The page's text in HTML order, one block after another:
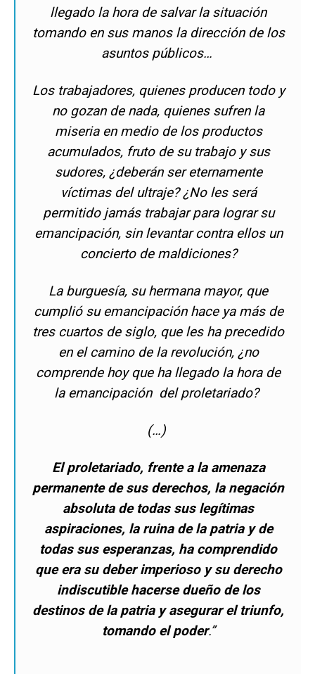
llegado la hora de salvar la situación
tomando en sus manos la dirección de los
asuntos públicos…
Los trabajadores, quienes producen todo y
no gozan de nada, quienes sufren la
miseria en medio de los productos
acumulados, fruto de su trabajo y sus
sudores, ¿deberán ser eternamente
víctimas del ultraje? ¿No les será
permitido jamás trabajar para lograr su
emancipación, sin levantar contra ellos un
concierto de maldiciones?
La burguesía, su hermana mayor, que
cumplió su emancipación hace ya más de
tres cuartos de siglo, que les ha precedido
en el camino de la revolución, ¿no
comprende hoy que ha llegado la hora de
la emancipación del proletariado?
(…)
El proletariado, frente a la amenaza
permanente de sus derechos, la negación
absoluta de todas sus legítimas
aspiraciones, la ruina de la patria y de
todas sus esperanzas, ha comprendido
que era su deber imperioso y su derecho
indiscutible hacerse dueño de los
destinos de la patria y asegurar el triunfo,
tomando el poder.”